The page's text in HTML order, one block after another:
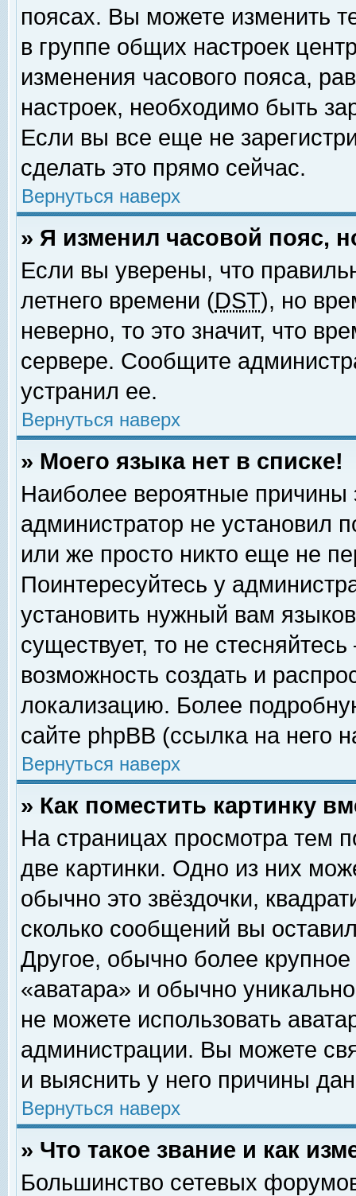
поясах. Вы можете изменить
в группе общих настроек
изменения часового пояса,
настроек, необходимо быть
Если вы все еще не
сделать это прямо сейчас.
Вернуться наверх
» Я изменил часовой пояс,
Если вы уверены, что
летнего времени (DST), но
неверно, то это значит, что
сервере. Сообщите
устранил ее.
Вернуться наверх
» Моего языка нет в списке!
Наиболее вероятные причины
администратор не установил
или же просто никто еще не
Поинтересуйтесь у
установить нужный вам
существует, то не
возможность создать и
локализацию. Более
сайте phpBB (ссылка на него
Вернуться наверх
» Как поместить картинку
На страницах просмотра тем
две картинки. Одно из них
обычно это звёздочки,
сколько сообщений вы
Другое, обычно более
«аватара» и обычно
не можете использовать
администрации. Вы можете
и выяснить у него причины
Вернуться наверх
» Что такое звание и как
Большинство сетевых